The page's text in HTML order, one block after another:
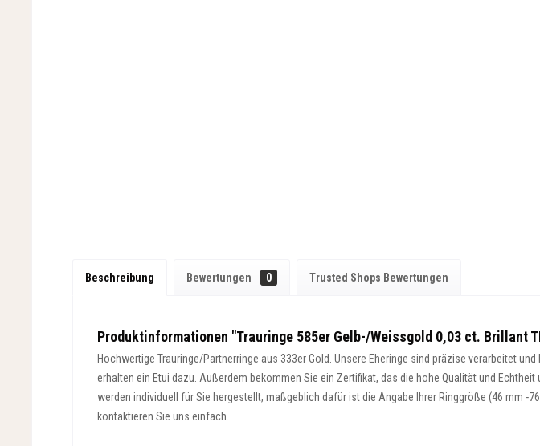
Beschreibung Bewertungen 0 Trusted Shops Bewertungen
Produktinformationen "Trauringe 585er Gelb-/Weissgold 0,03 ct. Brillant
Hochwertige Trauringe/Partnerringe aus 333er Gold. Unsere Eheringe sind präzise verarbeitet
erhalten ein Etui dazu. Außerdem bekommen Sie ein Zertifikat, das die hohe Qualität und
werden individuell für Sie hergestellt, maßgeblich dafür ist die Angabe Ihrer Ringgröße (46 mm -
kontaktieren Sie uns einfach.